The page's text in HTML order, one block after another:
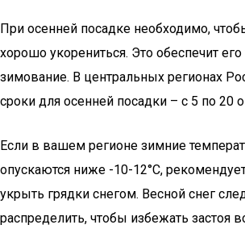
При осенней посадке необходимо,
хорошо укорениться. Это обеспечит
зимование. В центральных регионах
сроки для осенней посадки – с 5 по 20
Если в вашем регионе зимние
опускаются ниже -10-12°С,
укрыть грядки снегом. Весной снег
распределить, чтобы избежать застоя